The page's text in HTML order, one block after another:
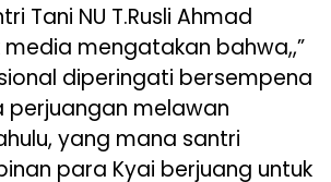
Tani NU T.Rusli Ahmad
mengatakan bahwa,,”
diperingati bersempena
perjuangan melawan
yang mana santri
para Kyai berjuang untuk